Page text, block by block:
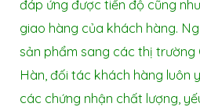
đáp ứng được tiến độ cũng
giao hàng của khách hàng.
sản phẩm sang các thị trường
Hàn, đối tác khách hàng luôn
các chứng nhận chất lượng,